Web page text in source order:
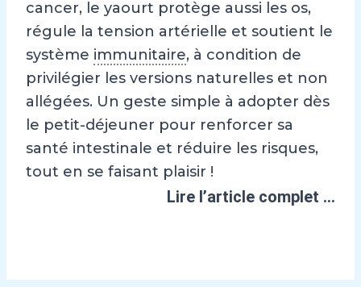
cancer, le yaourt protège aussi les os,
régule la tension artérielle et soutient le
système immunitaire, à condition de
privilégier les versions naturelles et non
allégées. Un geste simple à adopter dès
le petit-déjeuner pour renforcer sa
santé intestinale et réduire les risques,
tout en se faisant plaisir !
Lire l’article complet …